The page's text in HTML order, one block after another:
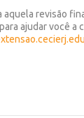
aquela revisão
ajudar você a